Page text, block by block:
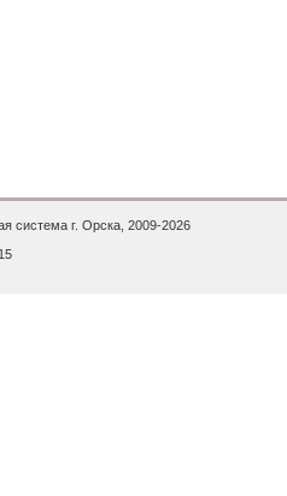
система г. Орска, 2009-2026